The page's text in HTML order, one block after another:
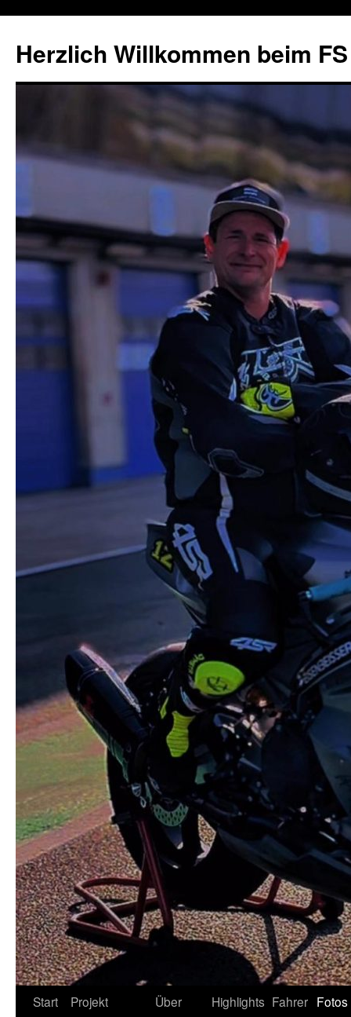
Herzlich Willkommen beim
Zum
Start
Projekt
Über
Highlights Fahrer Fotos